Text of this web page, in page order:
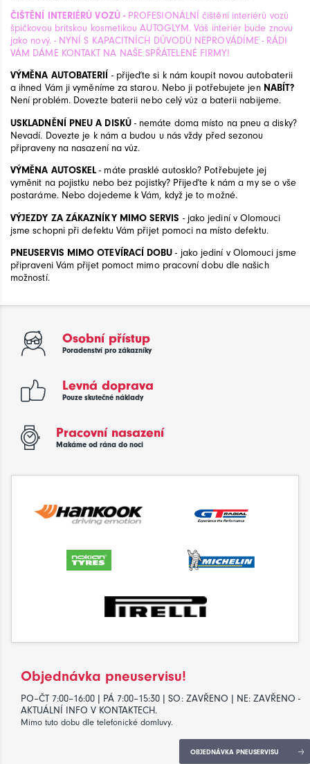
ČIŠTĚNÍ INTERIÉRŮ VOZŮ -PROFESIONÁLNÍ čištění interiérů vozů
špičkovou britskou kosmetikou AUTOGLYM. Váš interiér bude znovu
jako nový. - NYNÍ S KAPACITNÍCH DŮVODŮ NEPROVÁDÍME - RÁDI
VÁM DÁME KONTAKT NA NAŠE SPŘÁTELENÉ FIRMY!
VÝMĚNA AUTOBATERIÍ - přijeďte si k nám koupit novou autobaterii
a ihned Vám ji vyměníme za starou. Nebo ji potřebujete jen NABÍT?
Není problém. Dovezte baterii nebo celý vůz a baterii nabijeme.
USKLADNĚNÍ PNEU A DISKŮ- nemáte doma místo na pneu a disky?
Nevadí. Dovezte je k nám a budou u nás vždy před sezonou
připraveny na nasazení na vůz.
VÝMĚNA AUTOSKEL- máte prasklé autosklo? Potřebujete jej
vyměnit na pojistku nebo bez pojistky? Přijeďte k nám a my se o vše
postaráme. Nebo dojedeme k Vám, když je to možné.
VÝJEZDY ZA ZÁKAZNÍKY MIMO SERVIS - jako jediní v Olomouci
jsme schopni při defektu Vám přijet pomoci na místo defektu.
PNEUSERVIS MIMO OTEVÍRACÍ DOBU - jako jediní v Olomouci jsme
připraveni Vám přijet pomoct mimo pracovní dobu dle našich
možností.
Osobní přístup
Poradenství pro zákazníky
Levná doprava
Pouze skutečné náklady
Pracovní nasazení
Makáme od rána do noci
Objednávka pneuservisu!
PO–ČT 7:00–16:00 | PÁ 7:00–15:30 | SO: ZAVŘENO | NE: ZAVŘENO -
AKTUÁLNÍ INFO V KONTAKTECH.
Mimo tuto dobu dle telefonické domluvy.
OBJEDNÁVKA PNEUSERVISU